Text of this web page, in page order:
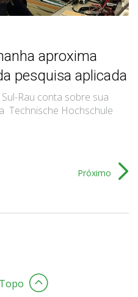
aproxima
pesquisa aplicada
Rau conta sobre sua
Technische Hochschule
Próximo